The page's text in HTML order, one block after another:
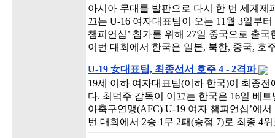
아시아 무대를 발판으로 다시 한 번 세계
끄는 U-16 여자대표팀이 오는 11월 3일부
챔피언십’ 참가를 위해 27일 중국으로 출
이번 대회에서 한국은 일본, 북한, 중국, 호
U-19 女대표팀, 최종선서 호주 4 - 2격파
19세 이하 여자대표팀(이하 한국)이 최종
다. 최덕주 감독이 이끄는 한국은 16일 베
아축구연맹(AFC) U-19 여자 챔피언십’에
번 대회에서 2승 1무 2패(승점 7)로 최종 4